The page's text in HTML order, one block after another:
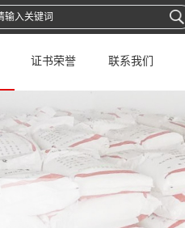
证书荣誉 联系我们